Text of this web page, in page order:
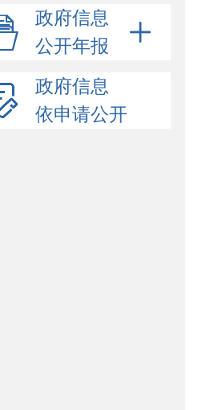
政府信息
公开年报
政府信息
依申请公开